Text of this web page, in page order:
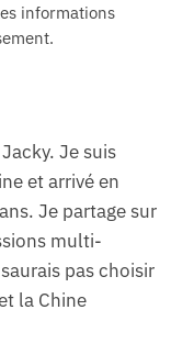
informations
Je suis
et arrivé en
Je partage sur
multi-
pas choisir
la Chine